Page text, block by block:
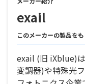
exail
このメーカーの製品を
exail (旧 iXblue)
変調器)や特殊光